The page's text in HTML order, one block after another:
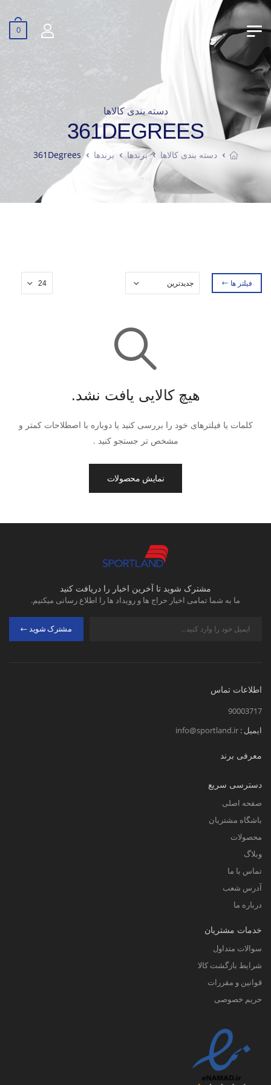
0
دسته بندی کالاها
361DEGREES
دسته بندی کالاها برندها برندها 361Degrees
فیلتر ها
هیچ کالایی یافت نشد.
کلمات یا فیلترهای خود را بررسی کنید یا دوباره با اصطلاحات کمتر و
مشخص تر جستجو کنید .
نمایش محصولات
مشترک شوید تا آخرین اخبار را دریافت کنید
ما به شما تمامی اخبار حراج ها و رویداد ها را اطلاع رسانی میکنیم.
مشترک شوید
اطلاعات تماس
90003717
ایمیل : info@sportland.ir
معرفی برند
دسترسی سریع
صفحه اصلی
باشگاه مشتریان
محصولات
وبلاگ
تماس با ما
آدرس شعب
درباره ما
خدمات مشتریان
سوالات متداول
شرایط بازگشت کالا
قوانین و مقررات
حریم خصوصی